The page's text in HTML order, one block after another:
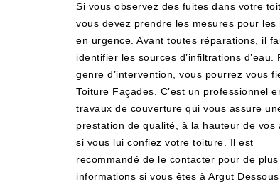
Si vous observez des fuites dans votre
vous devez prendre les mesures pour les
en urgence. Avant toutes réparations, il
identifier les sources d’infiltrations d’eau.
genre d’intervention, vous pourrez vous
Toiture Façades. C’est un professionnel
travaux de couverture qui vous assure
prestation de qualité, à la hauteur de vos
si vous lui confiez votre toiture. Il est
recommandé de le contacter pour de
informations si vous êtes à Argut